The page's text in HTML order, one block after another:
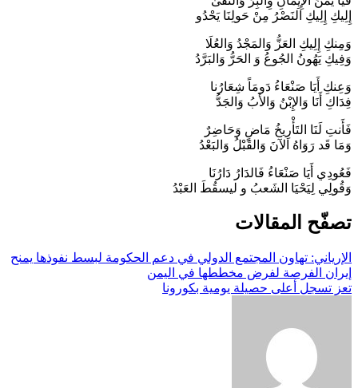
إِلِيكِ إِلِيكِ النَصْرُ مِنْ حَولِنَا يَحْدُو
وَمِنكِ إِلِيكِ العَزُّ وَالمَجْدُ وَالعُلَا
وَفِيكِ يَهُونُ الجُوعُ وَ الحَرُّ وَالبَرَّدُ
وَعِنكِ أَيَا صَنْعَاءُ دَومَاً شِعَارُنا
فِدَاكِ أَنَا وَالإِبْنُ وَالأَبُ وَالجَدُّ
فَأَنتِ لَنَا التَأْرِيخُ مَاضٍ وَحَاضِرٌ
وَمَا قَد رَوَاهُ الآنَ وَالقَبْلُ وَالبَعْدُ
فَعُودِي أَيَا صَنْعَاءُ فَالدَارُ دَارُنَا
وَقُولِي لِيَحْيَا الشَعبُ و ليسقُطَ العَبْدُ
تصفّح المقالات
الإرياني: تهاون المجتمع الدولي في دعم الحكومة لبسط نفوذها يمنح
إيران الفرصة لفرض مخططها في اليمن
تعز تسجل أعلى حصيلة يومية بكورونا